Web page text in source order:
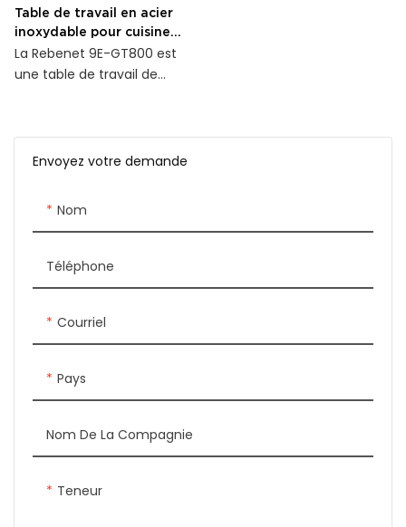
Envoyez votre demande
Nom
Téléphone
Courriel
Pays
Nom De La Compagnie
Teneur
Table de travail en acier
inoxydable pour cuisine
commerciale (9E-GT800)
La Rebenet 9E-GT800 est
une table de travail de
s'intégrer parfaitement aux
autres équipements
cette table de travail offre
tout en conservant un
encombrement compact